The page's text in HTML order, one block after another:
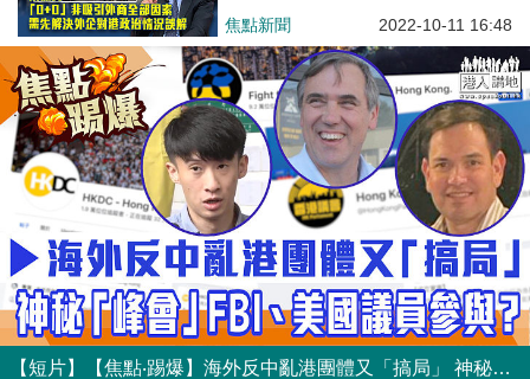
焦點新聞 2022-10-11 16:48
【短片】【焦點‧踢爆】海外反中亂港團體又「搞局」 神秘「峰會」FBI、美國議員參與？